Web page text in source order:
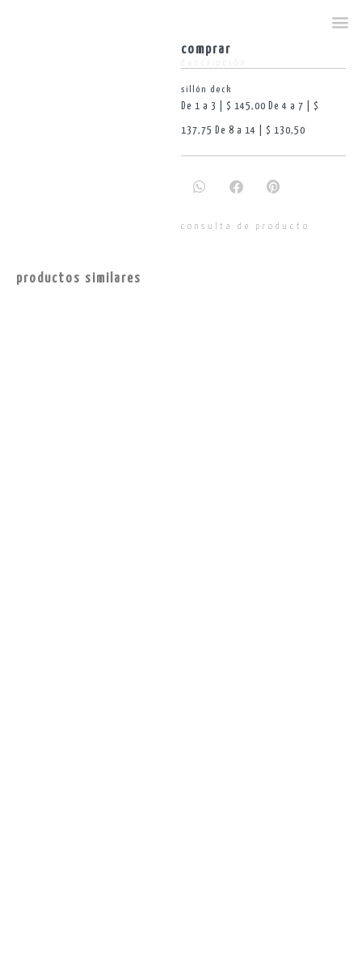
comprar
consulta de producto
sillón deck
De 1 a 3 | $ 145,00 De 4 a 7 | $
137,75 De 8 a 14 | $ 130,50
productos similares